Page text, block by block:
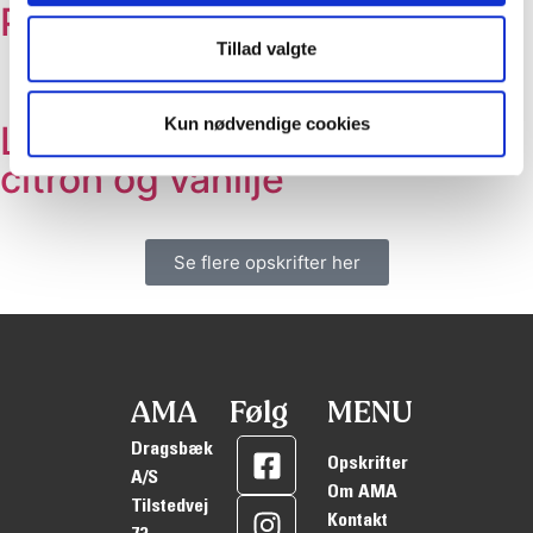
Tillad valgte
Kun nødvendige cookies
Pizzasnegle
Lækre pandekager med
citron og vanilje
Se flere opskrifter her
AMA
Dragsbæk
A/S
Tilstedvej
Følg MENU
Opskrifter
Om AMA
Kontakt